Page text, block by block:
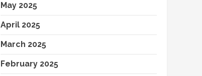
May 2025
April 2025
March 2025
February 2025